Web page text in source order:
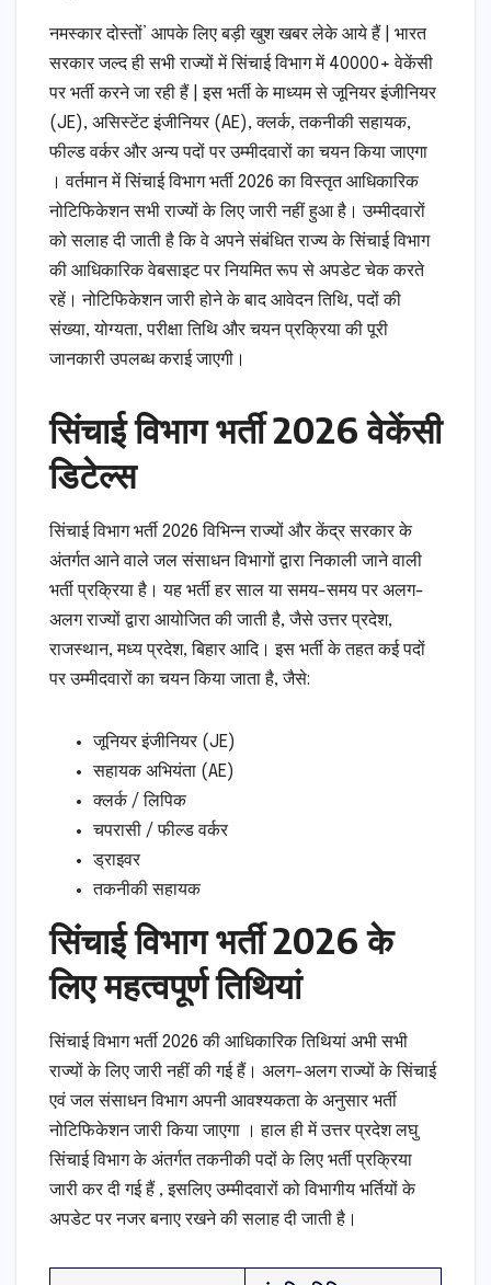
नमस्कार दोस्तों’ आपके लिए बड़ी खुश खबर लेके आये हैं | भारत
सरकार जल्द ही सभी राज्यों में सिंचाई विभाग में 40000+ वेकेंसी
पर भर्ती करने जा रही हैं | इस भर्ती के माध्यम से जूनियर इंजीनियर
(JE), असिस्टेंट इंजीनियर (AE), क्लर्क, तकनीकी सहायक,
फील्ड वर्कर और अन्य पदों पर उम्मीदवारों का चयन किया जाएगा
। वर्तमान में सिंचाई विभाग भर्ती 2026 का विस्तृत आधिकारिक
नोटिफिकेशन सभी राज्यों के लिए जारी नहीं हुआ है। उम्मीदवारों
को सलाह दी जाती है कि वे अपने संबंधित राज्य के सिंचाई विभाग
की आधिकारिक वेबसाइट पर नियमित रूप से अपडेट चेक करते
रहें। नोटिफिकेशन जारी होने के बाद आवेदन तिथि, पदों की
संख्या, योग्यता, परीक्षा तिथि और चयन प्रक्रिया की पूरी
जानकारी उपलब्ध कराई जाएगी।
सिंचाई विभाग भर्ती 2026 वेकेंसी
डिटेल्स
सिंचाई विभाग भर्ती 2026 विभिन्न राज्यों और केंद्र सरकार के
अंतर्गत आने वाले जल संसाधन विभागों द्वारा निकाली जाने वाली
भर्ती प्रक्रिया है। यह भर्ती हर साल या समय-समय पर अलग-
अलग राज्यों द्वारा आयोजित की जाती है, जैसे उत्तर प्रदेश,
राजस्थान, मध्य प्रदेश, बिहार आदि। इस भर्ती के तहत कई पदों
पर उम्मीदवारों का चयन किया जाता है, जैसे:
जूनियर इंजीनियर (JE)
सहायक अभियंता (AE)
क्लर्क / लिपिक
चपरासी / फील्ड वर्कर
ड्राइवर
तकनीकी सहायक
सिंचाई विभाग भर्ती 2026 के
लिए महत्वपूर्ण तिथियां
सिंचाई विभाग भर्ती 2026 की आधिकारिक तिथियां अभी सभी
राज्यों के लिए जारी नहीं की गई हैं। अलग-अलग राज्यों के सिंचाई
एवं जल संसाधन विभाग अपनी आवश्यकता के अनुसार भर्ती
नोटिफिकेशन जारी किया जाएगा । हाल ही में उत्तर प्रदेश लघु
सिंचाई विभाग के अंतर्गत तकनीकी पदों के लिए भर्ती प्रक्रिया
जारी कर दी गई हैं , इसलिए उम्मीदवारों को विभागीय भर्तियों के
अपडेट पर नजर बनाए रखने की सलाह दी जाती है।